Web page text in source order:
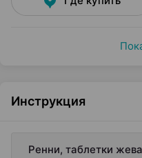
Инструкция
Ренни, таблетки